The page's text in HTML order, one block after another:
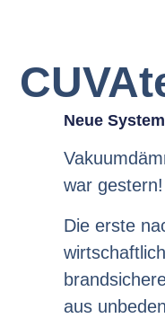
Neue
war gestern!
Die erste
aus